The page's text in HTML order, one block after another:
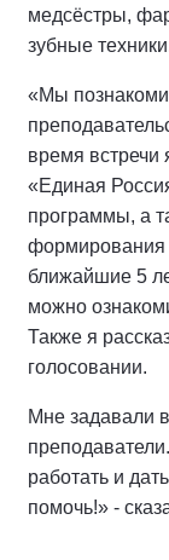
медсёстры,
зубные
«Мы
время встречи
«Единая
программы, а
формирования
ближайшие 5
можно
Также я
голосовании.
Мне задавали
работать и
помочь!» -